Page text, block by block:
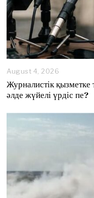
August 4, 2026
g
u
6
Журналистік
әлде жүйелі үрдіс пе?